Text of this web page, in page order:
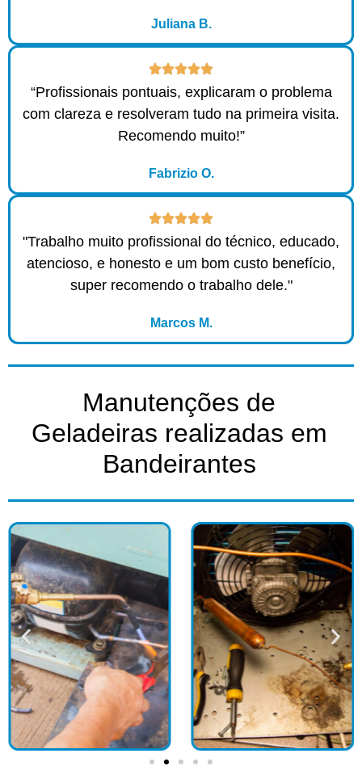
Juliana B.
“Profissionais pontuais, explicaram o problema
com clareza e resolveram tudo na primeira visita.
Recomendo muito!”
Fabrizio O.
"Trabalho muito profissional do técnico, educado,
atencioso, e honesto e um bom custo benefício,
super recomendo o trabalho dele."
Marcos M.
Manutenções de
Geladeiras realizadas em
Bandeirantes​